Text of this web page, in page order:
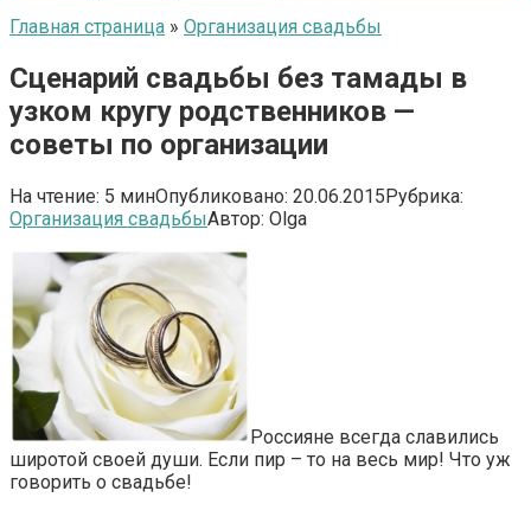
Главная страница » Организация свадьбы
Сценарий свадьбы без тамады в
узком кругу родственников —
советы по организации
На чтение: 5 минОпубликовано: 20.06.2015Рубрика:
Организация свадьбыАвтор: Olga
Россияне всегда славились
широтой своей души. Если пир – то на весь мир! Что уж
говорить о свадьбе!